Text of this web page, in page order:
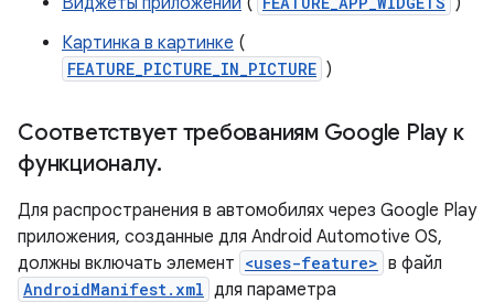
Картинка в картинке (
FEATURE_PICTURE_IN_PICTURE )
Соответствует требованиям Google Play к
функционалу.
Для распространения в автомобилях через Google Play
приложения, созданные для Android Automotive OS,
должны включать элемент <uses-feature> в файл
AndroidManifest.xml для параметра